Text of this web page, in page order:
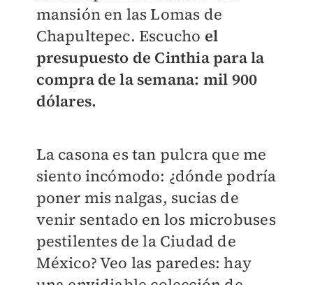
mansión en las Lomas de
Chapultepec. Escucho el
presupuesto de Cinthia para la
compra de la semana: mil 900
dólares.
La casona es tan pulcra que me
siento incómodo: ¿dónde podría
poner mis nalgas, sucias de
venir sentado en los microbuses
pestilentes de la Ciudad de
México? Veo las paredes: hay